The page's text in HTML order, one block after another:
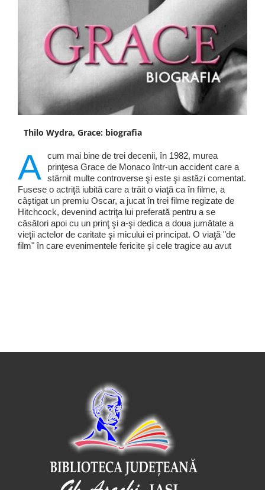
Thilo Wydra, Grace: biografia
A cum mai bine de trei decenii, în 1982, murea
prinţesa Grace de Monaco într-un accident care a
stârnit multe controverse şi este şi astăzi comentat.
Fusese o actriţă iubită care a trăit o viaţă ca în filme, a
câştigat un premiu Oscar, a jucat în trei filme regizate de
Hitchcock, devenind actriţa lui preferată pentru a se
căsători apoi cu un prinţ şi a-şi dedica a doua jumătate a
vieţii actelor de caritate şi micului ei principat. O viaţă "de
film" în care evenimentele fericite şi cele tragice au avut